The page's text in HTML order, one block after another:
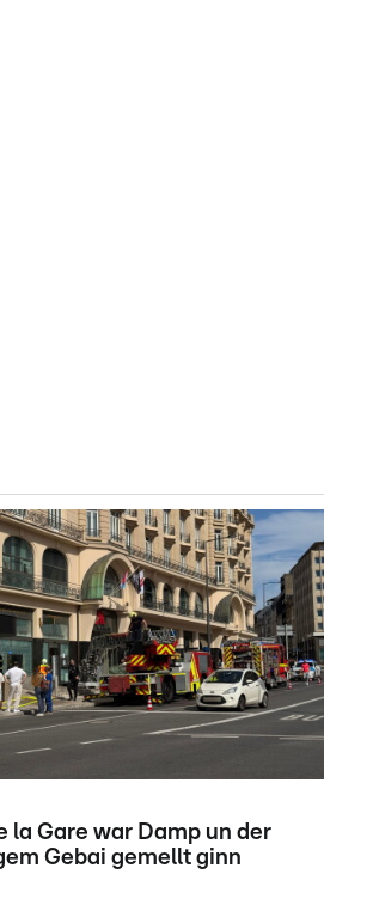
la Gare war Damp un der
Gebai gemellt ginn